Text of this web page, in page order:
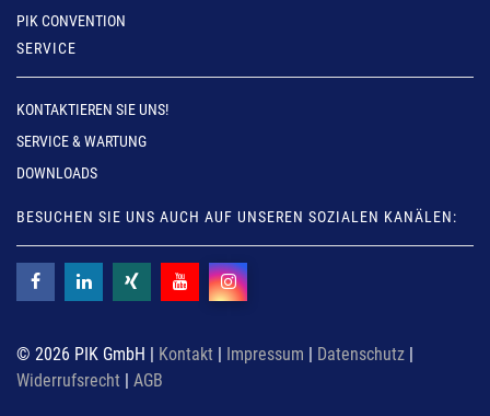
PIK CONVENTION
SERVICE
KONTAKTIEREN SIE UNS!
SERVICE & WARTUNG
DOWNLOADS
BESUCHEN SIE UNS AUCH AUF UNSEREN SOZIALEN KANÄLEN:
© 2026 PIK GmbH | Kontakt Impressum Datenschutz
Widerrufsrecht
AGB